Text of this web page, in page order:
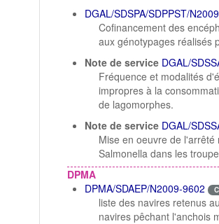
DGAL/SDSPA/SDPPST/
Cofinancement des
aux génotypages réalisés
Note de service DGAL/
Fréquence et modalités
impropres à la
de lagomorphes.
Note de service DGAL/
Mise en oeuvre de
Salmonella dans les
DPMA
DPMA/SDAEP/N2009-9602
liste des navires retenus
navires pêchant l'anchois